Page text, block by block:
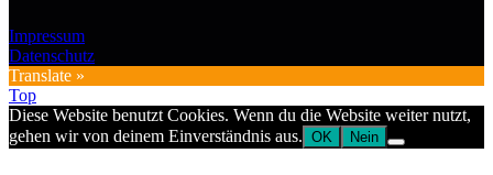
Impressum
Datenschutz
Translate »
Top
Diese Website benutzt Cookies. Wenn du die Website weiter nutzt,
gehen wir von deinem Einverständnis aus. OK Nein